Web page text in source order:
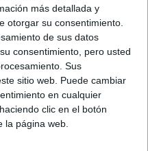
más detallada y
otorgar su consentimiento.
de sus datos
consentimiento, pero usted
Sus
sitio web. Puede cambiar
en cualquier
clic en el botón
la página web.
no creo que Psicología
me arrepienta de
gustando muchos
estudiando idiomas
tiempo, y aunque lo
en pocos sitios vas a
esa opción del todo. Y
quiero aprender
idea de enseñar una